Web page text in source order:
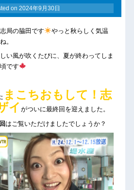
on 2024年9月30日
局の脇田です
やっと秋らしく気温
。
い風が吹くたびに、夏が終わってしま
です
まこちおもして！志
イ がついに最終回を迎えました。
はご覧いただけましたでしょうか？